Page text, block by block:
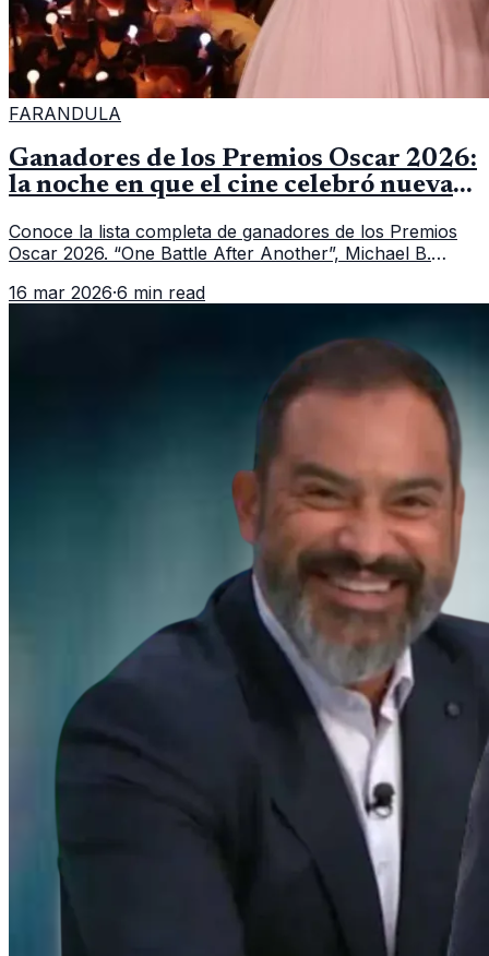
FARANDULA
Ganadores de los Premios Oscar 2026:
la noche en que el cine celebró nuevas
Conoce la lista completa de ganadores de los Premios
Oscar 2026. “One Battle After Another”, Michael B.
protagonistas de la noche.
16 mar 2026·6 min read